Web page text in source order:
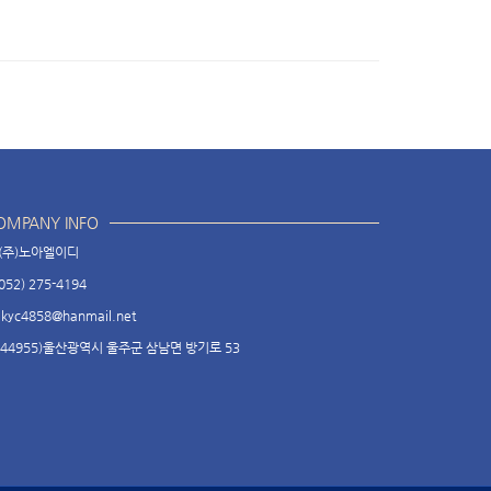
INFO
)노아엘이디
275-4194
울산광역시 울주군 삼남면 방기로 53